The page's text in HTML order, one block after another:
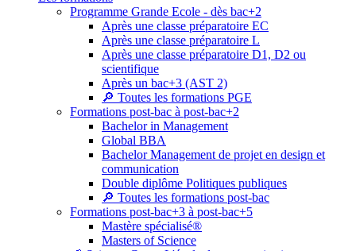
Programme Grande Ecole - dès bac+2
Après une classe préparatoire EC
Après une classe préparatoire L
Après une classe préparatoire D1, D2 ou
scientifique
Après un bac+3 (AST 2)
🔎 Toutes les formations PGE
Formations post-bac à post-bac+2
Bachelor in Management
Global BBA
Bachelor Management de projet en design et
communication
Double diplôme Politiques publiques
🔎 Toutes les formations post-bac
Formations post-bac+3 à post-bac+5
Mastère spécialisé®
Masters of Science